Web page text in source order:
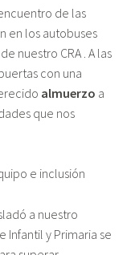
de las
en los autobuses
nuestro CRA . A las
con una
almuerzo a
que nos
e inclusión
a nuestro
y Primaria se